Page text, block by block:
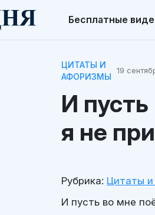
Бесплатные
ЦИТАТЫ И
АФОРИЗМЫ
19
И
я не
Рубрика: Цитаты
И пусть во мне